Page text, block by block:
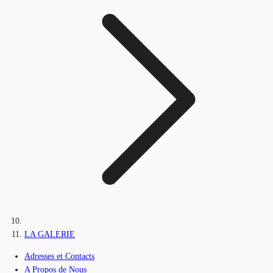
LA GALERIE
Adresses et Contacts
A Propos de Nous